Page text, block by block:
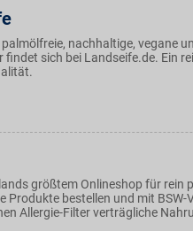
nachhaltige, vegane
findet sich bei Landseife.de. Ein
größtem Onlineshop für rein
Produkte bestellen und mit
Allergie-Filter verträgliche